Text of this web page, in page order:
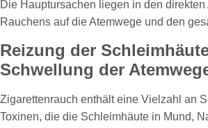
Die Hauptursachen liegen in den
Rauchens auf die Atemwege und den
Reizung der
Schwellung der
Zigarettenrauch enthält eine Vielzahl an
Toxinen, die die Schleimhäute in Mund,